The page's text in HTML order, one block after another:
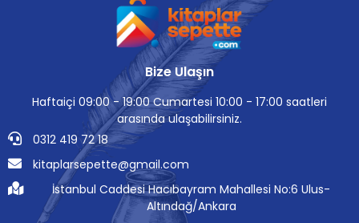
Bize Ulaşın
Haftaiçi 09:00 - 19:00 Cumartesi 10:00 - 17:00 saatleri
arasında ulaşabilirsiniz.
0312 419 72 18
kitaplarsepette@gmail.com
İstanbul Caddesi Hacıbayram Mahallesi No:6 Ulus-
Altındağ/Ankara